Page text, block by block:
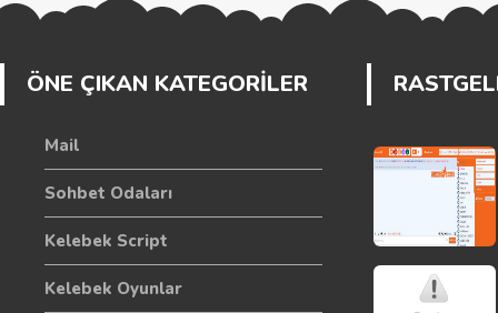
ÖNE ÇIKAN KATEGORİLER
Mail
Sohbet Odaları
Kelebek Script
Kelebek Oyunlar